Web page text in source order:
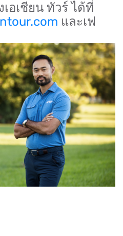
อเชียน ทัวร์ ได้ที่
และเฟ